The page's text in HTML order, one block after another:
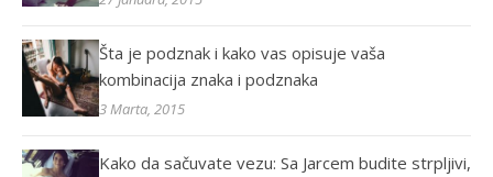
Šta je podznak i kako vas opisuje vaša
kombinacija znaka i podznaka
3 Marta, 2015
Kako da sačuvate vezu: Sa Jarcem budite strpljivi,